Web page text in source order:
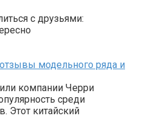
с друзьями:
модельного ряда и
компании Черри
среди
Этот китайский